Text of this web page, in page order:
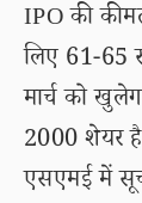
IPO की
लिए 61-65
मार्च को
2000 शेयर
एसएमई में